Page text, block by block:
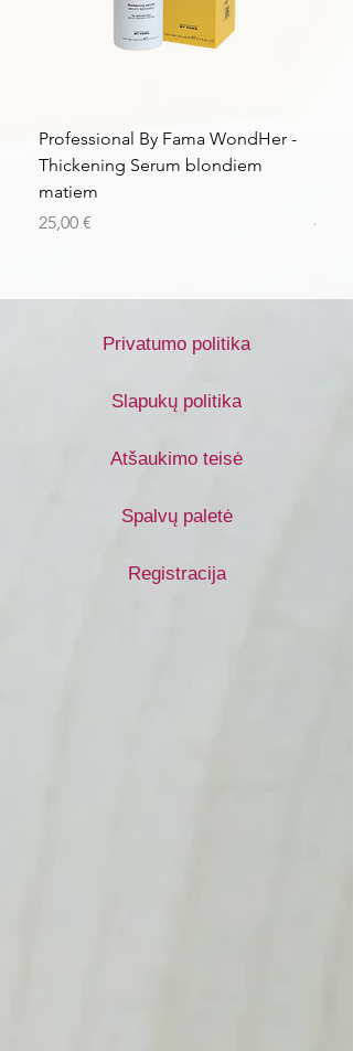
Professional By Fama WondHer -
Thickening Serum blondiem
matiem
Kaina
25,00 €
Kaina
43,56
Privatumo politika
Slapukų politika
Atšaukimo teisė
Spalvų paletė
Registracija